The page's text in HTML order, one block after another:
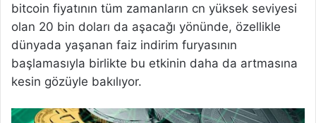
bitcoin fiyatının tüm zamanların cn yüksek seviyesi
olan 20 bin doları da aşacağı yönünde, özellikle
dünyada yaşanan faiz indirim furyasının
başlamasıyla birlikte bu etkinin daha da artmasına
kesin gözüyle bakılıyor.